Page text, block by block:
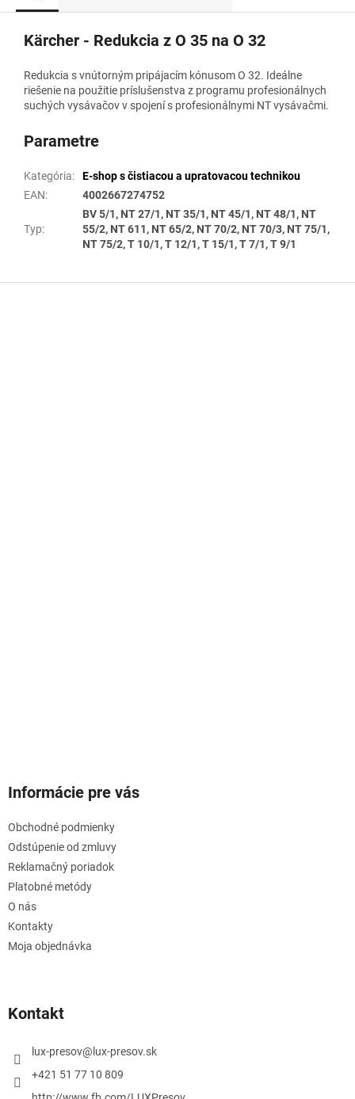
Kärcher - Redukcia z O 35 na O 32
Redukcia s vnútorným pripájacím kónusom O 32. Ideálne
riešenie na použitie príslušenstva z programu profesionálnych
suchých vysávačov v spojení s profesionálnymi NT vysávačmi.
Parametre
Kategória:
E-shop s čistiacou a upratovacou technikou
EAN: 4002667274752
Typ:
BV 5/1, NT 27/1, NT 35/1, NT 45/1, NT 48/1, NT
55/2, NT 611, NT 65/2, NT 70/2, NT 70/3, NT 75/1,
NT 75/2, T 10/1, T 12/1, T 15/1, T 7/1, T 9/1
Informácie pre vás
Obchodné podmienky
Odstúpenie od zmluvy
Reklamačný poriadok
Platobné metódy
O nás
Kontakty
Moja objednávka
Kontakt
lux-presov@ lux-presov.sk
+421 51 77 10 809